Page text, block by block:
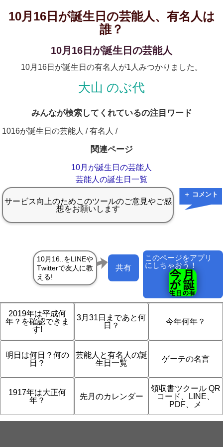
10月16日が誕生日の芸能人、有名人は
誰？
10月16日が誕生日の芸能人
10月16日が誕生日の有名人が1人みつかりました。
大山 のぶ代
みんなが検索してくれているの注目ワード
1016が誕生日の芸能人 / 有名人 /
関連ページ
10月が誕生日の芸能人
芸能人の誕生日一覧
＋ コメント
このページをアプリ
にしちゃおう！
共有
2019年は平成何
年？を確認できま
す!
3月31日まであと何
日？
今年何年？
明日は何日？何の
日？
芸能人と有名人の誕
生日一覧
ゲーテの名言
1917年は大正何
年？
先月のカレンダー
領収書ツクール QR
コード、LINE、
PDF、メ